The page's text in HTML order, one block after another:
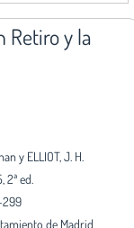
Retiro y la
y ELLIOT, J. H.
2ª ed.
299
de Madrid